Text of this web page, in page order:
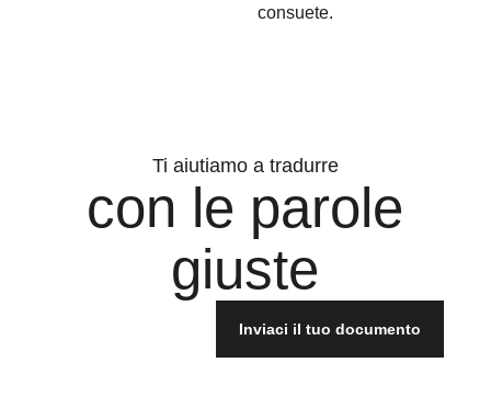
consuete.
Ti aiutiamo a tradurre
con le parole
giuste
Inviaci il tuo documento